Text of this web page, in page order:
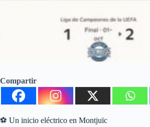
Compartir
⚽ Un inicio eléctrico en Montjuïc